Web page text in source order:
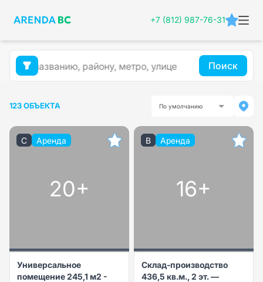
+7 (812) 987-76-31
Поиск
123 ОБЪЕКТА По умолчанию
C Аренда
20+
Универсальное
помещение 245,1 м2 -
B Аренда
16+
Склад-производство
436,5 кв.м., 2 эт. —